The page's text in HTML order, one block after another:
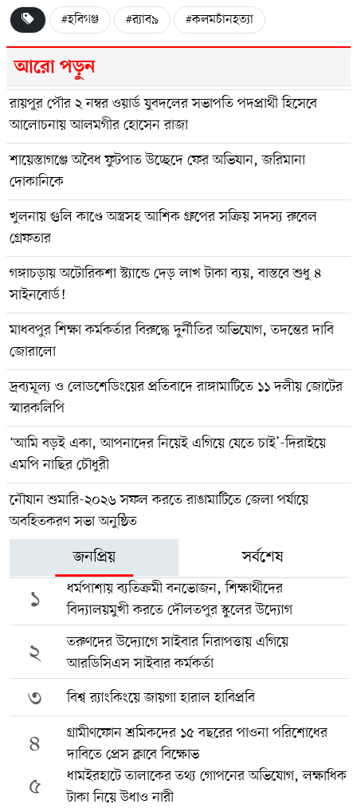
#হবিগঞ্জ #র‍্যাব৯ #কলমচাঁনহত্যা
আরো পড়ুন
রায়পুর পৌর ২ নম্বর ওয়ার্ড যুবদলের সভাপতি পদপ্রার্থী হিসেবে
আলোচনায় আলমগীর হোসেন রাজা
শায়েস্তাগঞ্জে অবৈধ ফুটপাত উচ্ছেদে ফের অভিযান, জরিমানা
দোকানিকে
খুলনায় গুলি কাণ্ডে অস্ত্রসহ আশিক গ্রুপের সক্রিয় সদস্য রুবেল
গ্রেফতার
গঙ্গাচড়ায় অটোরিকশা স্ট্যান্ডে দেড় লাখ টাকা ব্যয়, বাস্তবে শুধু ৪
সাইনবোর্ড!
মাধবপুর শিক্ষা কর্মকর্তার বিরুদ্ধে দুর্নীতির অভিযোগ, তদন্তের দাবি
জোরালো
দ্রব্যমূল্য ও লোডশেডিংয়ের প্রতিবাদে রাঙ্গামাটিতে ১১ দলীয় জোটের
স্মারকলিপি
‘আমি বড়ই একা, আপনাদের নিয়েই এগিয়ে যেতে চাই’-দিরাইয়ে
এমপি নাছির চৌধুরী
‎নৌযান শুমারি-২০২৬ সফল করতে রাঙামাটিতে জেলা পর্যায়ে
অবহিতকরণ সভা অনুষ্ঠিত
জনপ্রিয় সর্বশেষ
১
ধর্মপাশায় ব্যতিক্রমী বনভোজন, শিক্ষার্থীদের
বিদ্যালয়মুখী করতে দৌলতপুর স্কুলের উদ্যোগ
২
তরুণদের উদ্যোগে সাইবার নিরাপত্তায় এগিয়ে
আরডিসিএস সাইবার কর্মকর্তা
৩ বিশ্ব র‍্যাংকিংয়ে জায়গা হারাল হাবিপ্রবি
৪
গ্রামীণফোন শ্রমিকদের ১৫ বছরের পাওনা পরিশোধের
দাবিতে প্রেস ক্লাবে বিক্ষোভ
৫
ধামইরহাটে তালাকের তথ্য গোপনের অভিযোগ, লক্ষাধিক
টাকা নিয়ে উধাও নারী